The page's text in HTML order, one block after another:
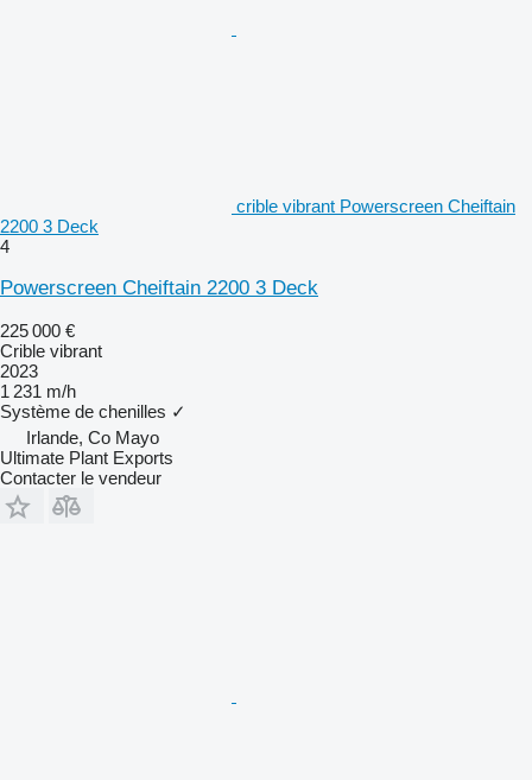
crible vibrant Powerscreen Cheiftain
2200 3 Deck
4
Powerscreen Cheiftain 2200 3 Deck
225 000 €
Crible vibrant
2023
1 231 m/h
Système de chenilles ✓
Irlande, Co Mayo
Ultimate Plant Exports
Contacter le vendeur